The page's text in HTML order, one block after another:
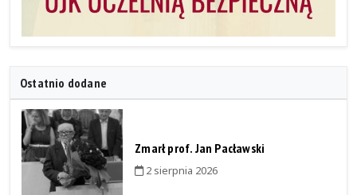
Ostatnio dodane
Zmarł prof. Jan Pacławski
2 sierpnia 2026